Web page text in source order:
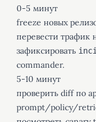
0-5 минут
freeze новых
перевести трафик
зафиксировать
commander.
5-10 минут
проверить diff по
prompt/policy/